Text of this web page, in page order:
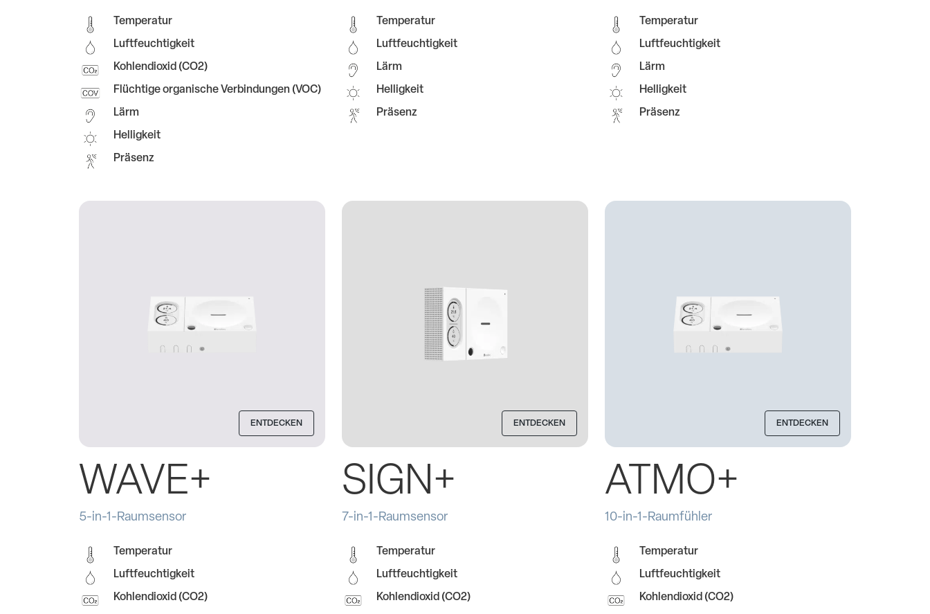
Temperatur
Luftfeuchtigkeit
Kohlendioxid (CO2)
Flüchtige organische Verbindungen (VOC)
Lärm
Helligkeit
Präsenz
Temperatur
Luftfeuchtigkeit
Lärm
Helligkeit
Präsenz
Temperatur
Luftfeuchtigkeit
Lärm
Helligkeit
Präsenz
ENTDECKEN
WAVE+
5-in-1-Raumsensor
Temperatur
Luftfeuchtigkeit
Kohlendioxid (CO2)
ENTDECKEN
SIGN+
7-in-1-Raumsensor
Temperatur
Luftfeuchtigkeit
Kohlendioxid (CO2)
ENTDECKEN
ATMO+
10-in-1-Raumfühler
Temperatur
Luftfeuchtigkeit
Kohlendioxid (CO2)